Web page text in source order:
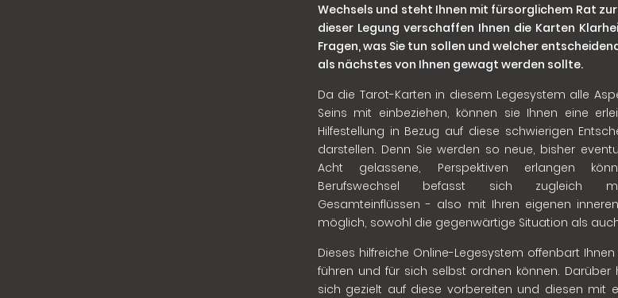
Wechsels und steht Ihnen mit fürsorglichem Rat zur
dieser Legung verschaffen Ihnen die Karten
Fragen, was Sie tun sollen und welcher
als nächstes von Ihnen gewagt werden sollte.
Da die Tarot-Karten in diesem Legesystem alle
Seins mit einbeziehen, können sie Ihnen eine
Hilfestellung in Bezug auf diese schwierigen
darstellen. Denn Sie werden so neue, bisher
Acht gelassene, Perspektiven erlangen
Berufswechsel befasst sich zugleich
Gesamteinflüssen - also mit Ihren eigenen
möglich, sowohl die gegenwärtige Situation als
Dieses hilfreiche Online-Legesystem offenbart
führen und für sich selbst ordnen können. Darüber
sich gezielt auf diese vorbereiten und diesen mit